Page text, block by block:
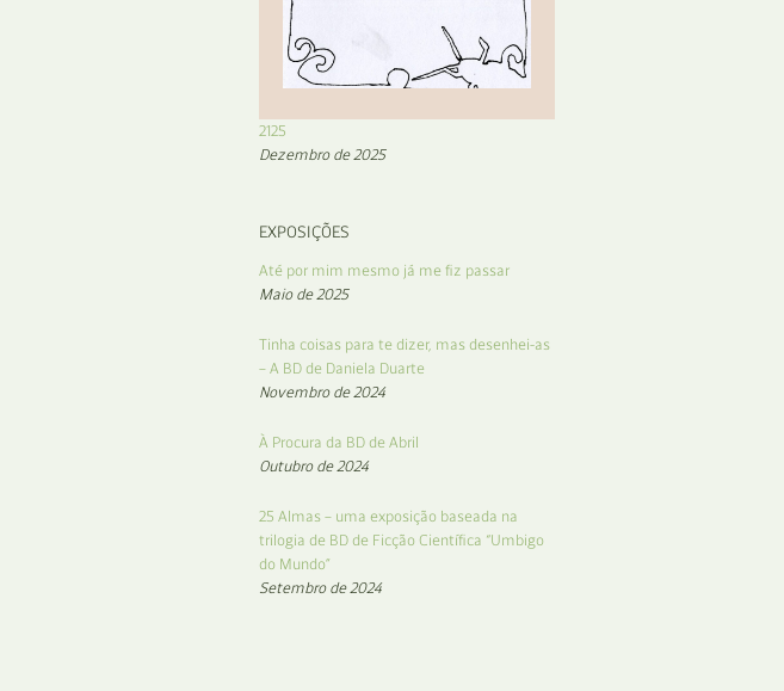
2125
Dezembro de 2025
EXPOSIÇÕES
Até por mim mesmo já me fiz passar
Maio de 2025
Tinha coisas para te dizer, mas desenhei-as
– A BD de Daniela Duarte
Novembro de 2024
À Procura da BD de Abril
Outubro de 2024
25 Almas – uma exposição baseada na
trilogia de BD de Ficção Científica “Umbigo
do Mundo”
Setembro de 2024